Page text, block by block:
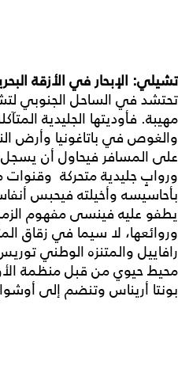
تشيلي: الإبحار في الأزقة
تحتشد في الساحل الجنوبي
مهيبة. فأوديتها الجليدية
والغوص في باتاغونيا وأرض
على المسافر فيحاول أن
وروابٍ جليدية متحركة
بأحاسيسه وأخيلته فيحبس
يطفو عليه فينسى مفهوم
وروائعها، لا سيما في زقاق
رافاييل والمتنزه الوطني
محيط حيوي من قبل منظمة
بونتا أريناس وتنضم إلى